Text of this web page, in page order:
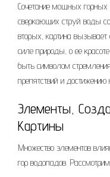
Сочетание мощных
сверкающих струй воды
вторых, картина
силе природы, о ее
быть символом
препятствий и
Элементы,
Картины
Множество элементов
гор водопадов.